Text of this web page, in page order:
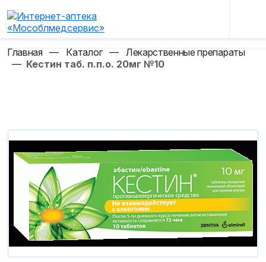
Главная — Каталог — Лекарственные препараты
— Кестин таб. п.п.о. 20мг №10